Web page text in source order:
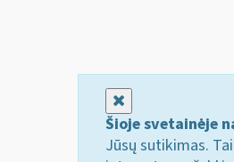
Šioje svetainėje
Jūsų sutikimas.